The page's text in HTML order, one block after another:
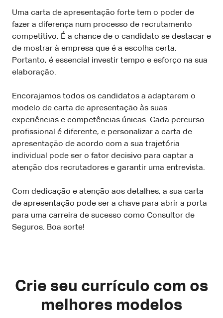
Uma carta de apresentação forte tem o poder de
fazer a diferença num processo de recrutamento
competitivo. É a chance de o candidato se destacar e
de mostrar à empresa que é a escolha certa.
Portanto, é essencial investir tempo e esforço na sua
elaboração.
Encorajamos todos os candidatos a adaptarem o
modelo de carta de apresentação às suas
experiências e competências únicas. Cada percurso
profissional é diferente, e personalizar a carta de
apresentação de acordo com a sua trajetória
individual pode ser o fator decisivo para captar a
atenção dos recrutadores e garantir uma entrevista.
Com dedicação e atenção aos detalhes, a sua carta
de apresentação pode ser a chave para abrir a porta
para uma carreira de sucesso como Consultor de
Seguros. Boa sorte!
Crie seu currículo com os
melhores modelos